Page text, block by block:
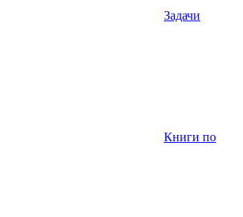
Задачи
Книги по